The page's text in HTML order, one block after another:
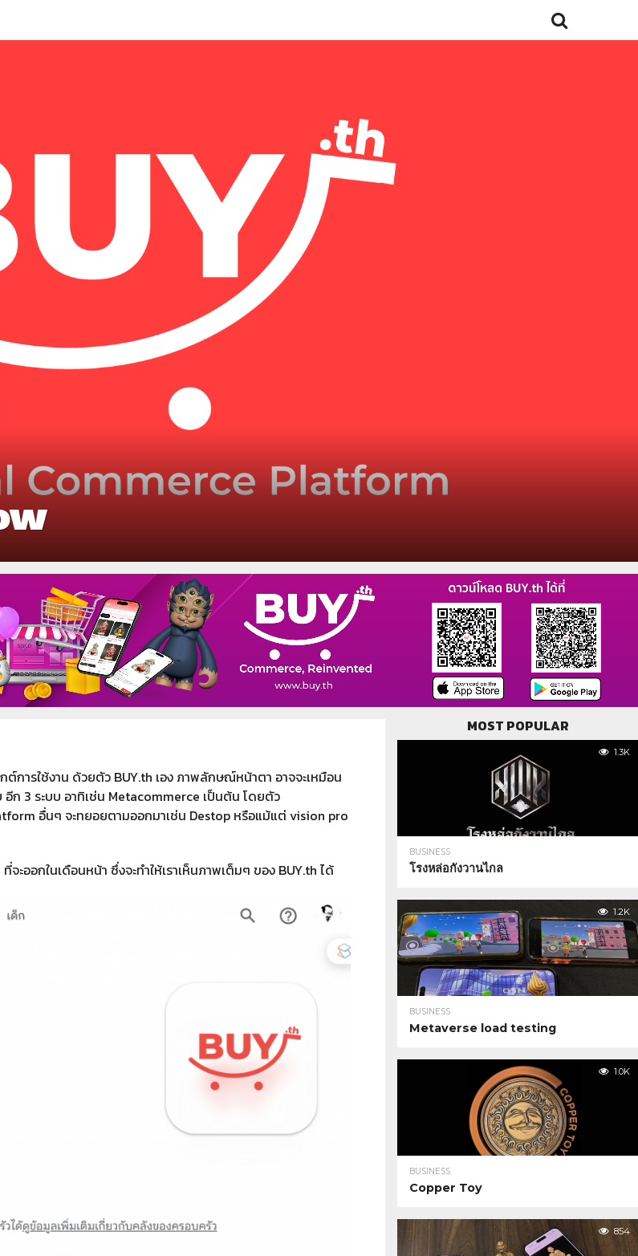
การใช้งาน ด้วยตัว BUY.th เอง ภาพลักษณ์หน้าตา อาจจะเหมือน
ก 3 ระบบ อาทิเช่น Metacommerce เป็นต้น โดยตัว
อื่นๆ จะทยอยตามออกมาเช่น Destop หรือแม้แต่ vision pro
ะออกในเดือนหน้า ซึ่งจะทำให้เราเห็นภาพเต็มๆ ของ BUY.th ได้
MOST POPULAR
1.3K
BUSINESS
โรงหล่อกังวานไกล
1.2K
BUSINESS
Metaverse load testing
1.0K
BUSINESS
Copper Toy
854